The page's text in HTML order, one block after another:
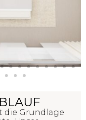
die Grundlage